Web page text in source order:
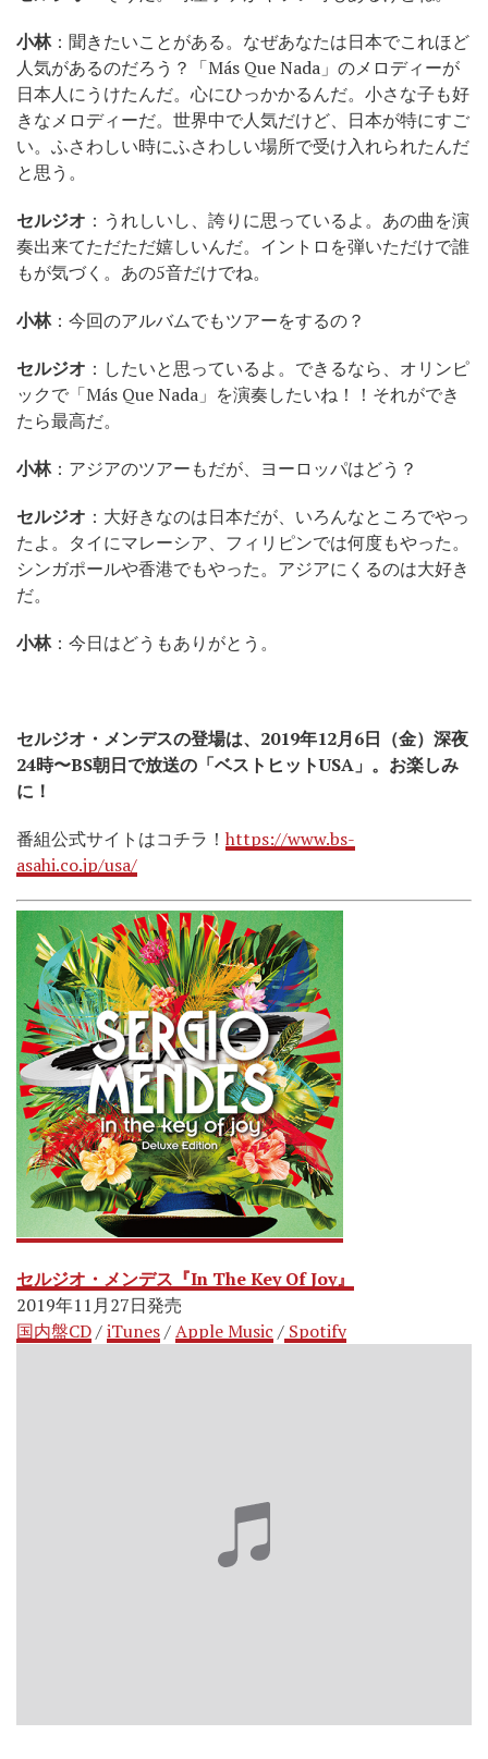
小林：聞きたいことがある。なぜあなたは日本でこれほど
人気があるのだろう？「Más Que Nada」のメロディーが
日本人にうけたんだ。心にひっかかるんだ。小さな子も好
きなメロディーだ。世界中で人気だけど、日本が特にすご
い。ふさわしい時にふさわしい場所で受け入れられたんだ
と思う。
セルジオ ：うれしいし、誇りに思っているよ。あの曲を演
奏出来てただただ嬉しいんだ。イントロを弾いただけで誰
もが気づく。あの5音だけでね。
小林：今回のアルバムでもツアーをするの？
セルジオ ：したいと思っているよ。できるなら、オリンピ
ックで「Más Que Nada」を演奏したいね！！それができ
たら最高だ。
小林：アジアのツアーもだが、ヨーロッパはどう？
セルジオ ：大好きなのは日本だが、いろんなところでやっ
たよ。タイにマレーシア、フィリピンでは何度もやった。
シンガポールや香港でもやった。アジアにくるのは大好き
だ。
小林：今日はどうもありがとう。
セルジオ・メンデスの登場は、2019年12月6日（金）深夜
24時〜BS朝日で放送の「ベストヒットUSA」。お楽しみ
に！
番組公式サイトはコチラ！ https://www.bs-
asahi.co.jp/usa/
セルジオ・メンデス『In The Key Of Joy』
2019年11月27日発売
国内盤CD/iTunes/Apple Music / Spotify